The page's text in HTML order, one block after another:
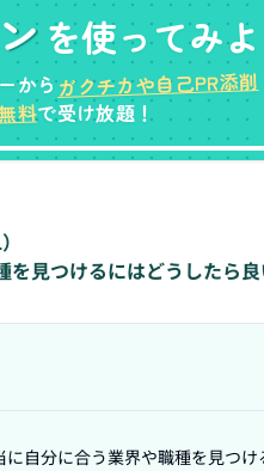
を使ってみよ
からガクチカや自己PR添削
料で受け放題！
）
を見つけるにはどうしたら良
自分に合う業界や職種を見つ